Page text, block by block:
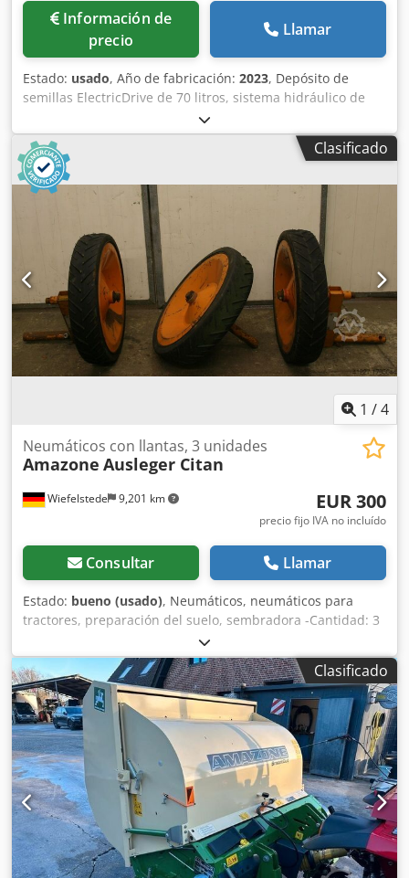
Información de
precio
Llamar
Estado: usado, Año de fabricación: 2023, Depósito de
semillas ElectricDrive de 70 litros, sistema hidráulico de
presión de reja, depósito trasero de fertilizante / 1250
litros, iluminación LED, terminal Twin 3.0, terminal ISObus
para tractor / Codpfxjt H Hmuo Abgjrf
Clasificado
1 /4
Wiefelstede 9,201 km
Neumáticos con llantas, 3 unidades
Amazone Ausleger Citan
EUR 300
precio fijo IVA no incluído
Consultar Llamar
Estado: bueno (usado), Neumáticos, neumáticos para
tractores, preparación del suelo, sembradora -Cantidad: 3
neumáticos de una sembradora Amazone -Tamaño del
neumático -Buje: Ø 40 mm -Dimensión: Ø 750 -Precio total:
por los 3 neumáticos Cjdsb A E Ufjpfx Abgerf -Peso: 51
kg/unidad
Clasificado